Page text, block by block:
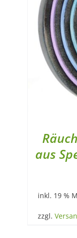
aus
inkl. 19 %
zzgl.